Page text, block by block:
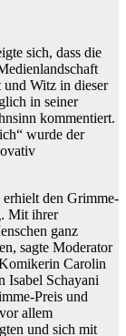
sich, dass die
und Witz in dieser
in seiner
kommentiert.
wurde der
den Grimme-
Mit ihrer
ganz
sagte Moderator
Carolin
Isabel Schayani
Preis und
allem
und sich mit